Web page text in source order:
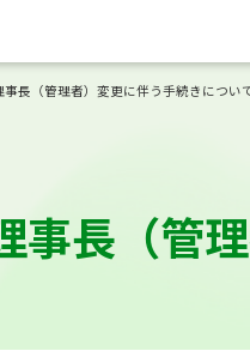
事長（管理者）変更に伴う手続きについ
事長（管